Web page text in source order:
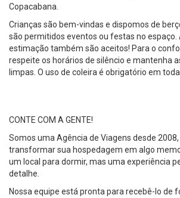
Copacabana.
Crianças são bem-vindas e dispomos de
são permitidos eventos ou festas no espaço.
estimação também são aceitos! Para o
respeite os horários de silêncio e mantenha
limpas. O uso de coleira é obrigatório em
CONTE COM A GENTE!
Somos uma Agência de Viagens desde
transformar sua hospedagem em algo
um local para dormir, mas uma experiência
detalhe.
Nossa equipe está pronta para recebê-lo de